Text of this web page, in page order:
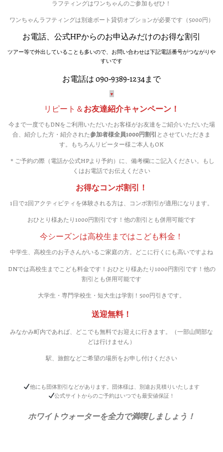
ラフティングはワンちゃんのご参加もぜひ！
ワンちゃんラフティングは別途ボート貸切オプションが必要です（5000円）
お電話、公式HPからのお申込みだけのお得な割引
ツアー等で外出していることも多いので、お問い合わせは下記電話番号がつながりや
すいです
お電話は 090-9389-1234まで
▼
リピート＆お友達紹介キャンペーン！
今まで一度でもDNをご利用いただいたお客様がお友達をご紹介いただいた場
合、紹介した方・紹介された参加者様全員1000円割引 とさせていただきま
す。もちろんリピーター様ご本人もOK
＊ご予約の際（電話か公式HPより予約）に、備考欄にご記入ください。もし
くはお電話でお伝えください
お得なコンボ割引！
1日で2回アクティビティを体験される方は、コンボ割引が適用になります。
おひとり様あたり1000円割引です！他の割引とも併用可能です
今シーズンは高校生まではこども料金！
中学生、高校生のお子さんがいるご家庭の方。どこに行くにも高いですよね
DNでは高校生までこども料金です！おひとり様あたり1000円割引です！他の
割引とも併用可能です
大学生・専門学校生・短大生は学割！500円引きです。
送迎無料！
みなかみ町内であれば、どこでも無料でお迎えに行きます。（一部山間部な
どは行けません）
駅、旅館などご希望の場所をお申し付けください
他にも団体割引などがあります。団体様は、別途お見積りいたします
公式サイトからのご予約はいつでも最安値保証！
ホワイトウォーターを全力で満喫しましょう！